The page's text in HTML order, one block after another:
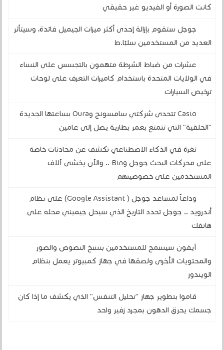
كانت الصورة أو الفيديو غير حقيقي
جوجل ستقوم بإزالة إحدى أكثر ميزات الجيميل فائدة، وسيتأثر
العديد من المستخدمين سلبًا.ط
عشرات من ضباط الشرطة متهمون بالتجسس على النساء
في الولايات المتحدة باستخدام كاميرات التعرف على لوحات
ترخيص السيارات
Casio تتحدى شركتي سامسونج وOura بساعتها الجديدة
"الحلقية" التي تتمتع بعمر بطارية يصل إلى عامين
ثغرة في الذكاء الاصطناعي تكشف عن محادثات خاصة
على محركات البحث جوجل Bing .. والآن يخشى آلاف
المستخدمين على خصوصيتهم
وداعاً لمساعد جوجل ( Google Assistant) على نظام
أندرويد .. جوجل تحدد التاريخ الذي سيحل جيميني محله على
هاتفك
آيفون سيسمح للمستخدمين بنسخ النصوص والصور
والمحتويات الأخرى ولصقها في جهاز كمبيوتر يعمل بنظام
الويندوز
قاموا بتطوير جهاز "تحليل التنفس" الذي يكشف ما إذا كان
جسمك يحرق الدهون بمجرد زفير واحد